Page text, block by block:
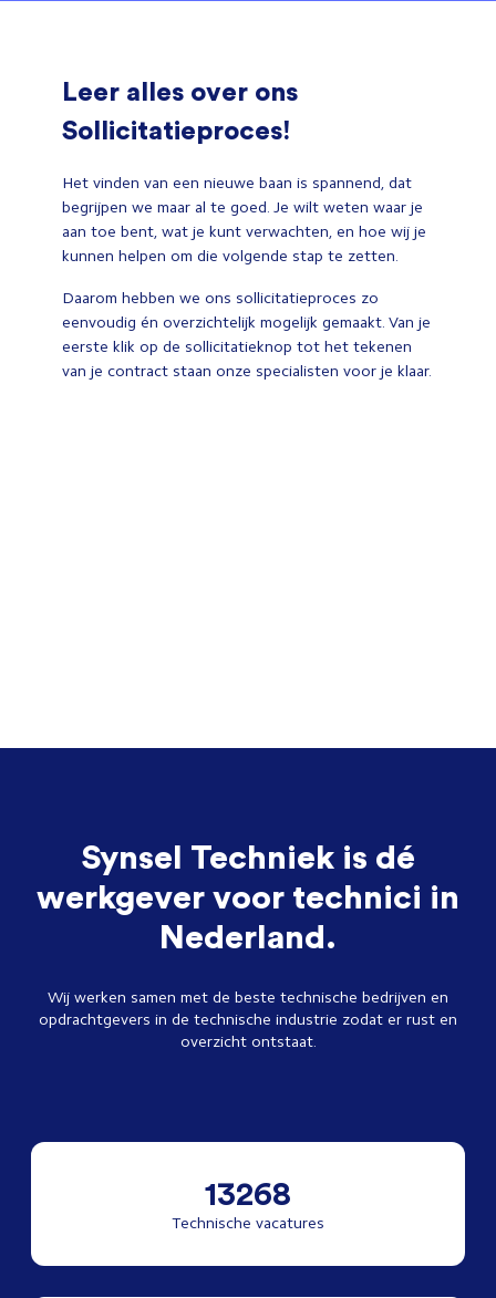
Leer alles over ons
Sollicitatieproces!
Het vinden van een nieuwe baan is spannend, dat
begrijpen we maar al te goed. Je wilt weten waar je
aan toe bent, wat je kunt verwachten, en hoe wij je
kunnen helpen om die volgende stap te zetten.
Daarom hebben we ons sollicitatieproces zo
eenvoudig én overzichtelijk mogelijk gemaakt. Van je
eerste klik op de sollicitatieknop tot het tekenen
van je contract staan onze specialisten voor je klaar.
Synsel Techniek is dé
werkgever voor technici in
Nederland.
Wij werken samen met de beste technische bedrijven en
opdrachtgevers in de technische industrie zodat er rust en
overzicht ontstaat.
13268
Technische vacatures